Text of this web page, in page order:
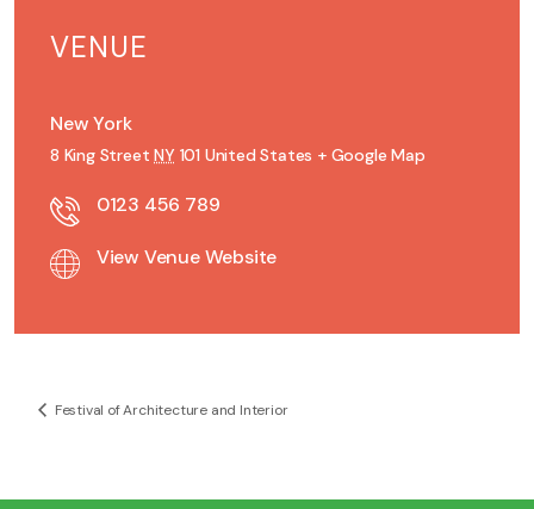
VENUE
New York
8 King Street NY 101 United States + Google Map
0123 456 789
View Venue Website
Festival of Architecture and Interior